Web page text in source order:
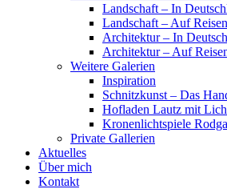
Landschaft – In
Landschaft – Auf Reisen
Architektur – In
Architektur – Auf
Weitere Galerien
Inspiration
Schnitzkunst – Das
Hofladen Lautz mit
Kronenlichtspiele
Private Gallerien
Aktuelles
Über mich
Kontakt